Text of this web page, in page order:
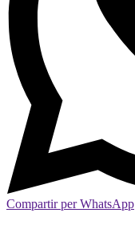
Compartir per WhatsApp